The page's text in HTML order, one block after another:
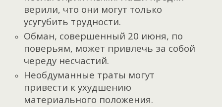
верили, что они могут только
усугубить трудности.
Обман, совершенный 20 июня, по
поверьям, может привлечь за собой
череду несчастий.
Необдуманные траты могут
привести к ухудшению
материального положения.